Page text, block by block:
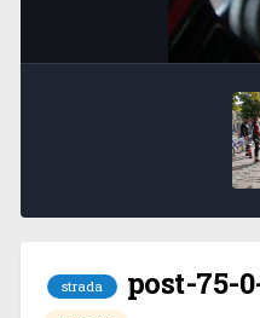
strada post-75-